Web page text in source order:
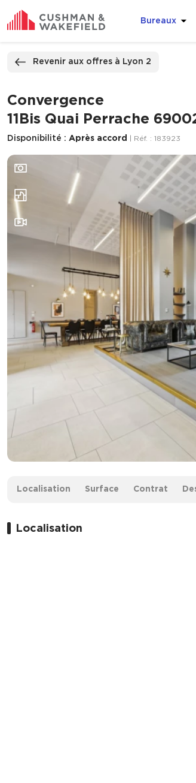
Bureaux
Revenir aux offres à Lyon 2
Convergence
11Bis Quai Perrache
Disponibilité : Après accord | Réf. : 183923
Localisation Surface Contrat
Localisation